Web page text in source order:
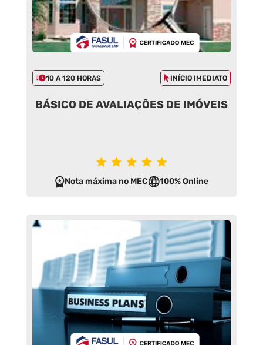
10 A 120 HORAS INÍCIO IMEDIATO
BÁSICO DE AVALIAÇÕES DE IMÓVEIS
Nota máxima no MEC 100% Online